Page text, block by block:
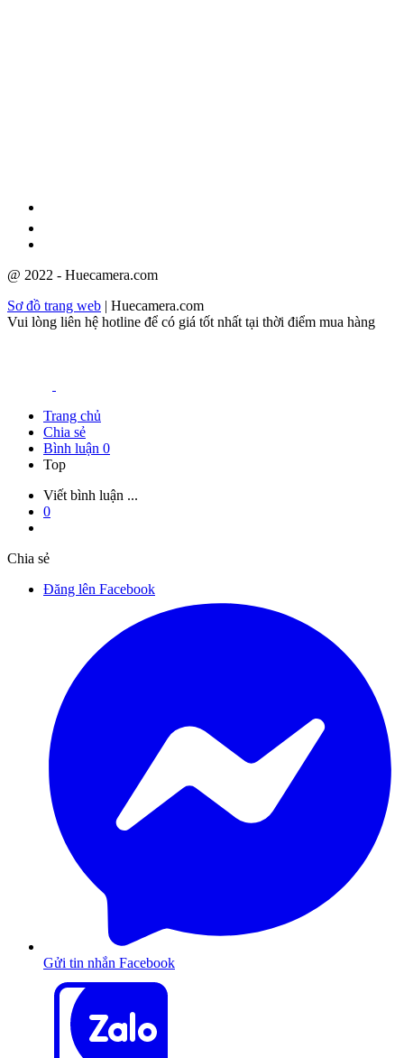
@ 2022 - Huecamera.com
Sơ đồ trang web | Huecamera.com
Vui lòng liên hệ hotline để có giá tốt nhất tại thời điểm mua hàng
Trang chủ
Chia sẻ
Bình luận 0
Top
Viết bình luận ...
0
Chia sẻ
Đăng lên Facebook
Gửi tin nhắn Facebook